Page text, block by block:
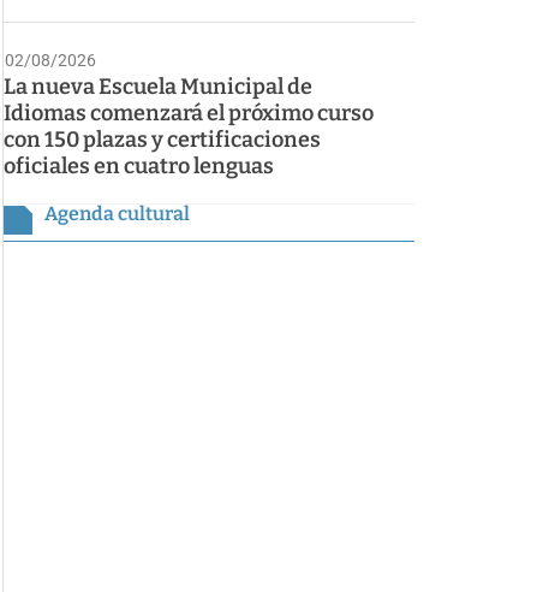
02/08/2026
La nueva Escuela Municipal de
Idiomas comenzará el próximo curso
con 150 plazas y certificaciones
oficiales en cuatro lenguas
Agenda cultural